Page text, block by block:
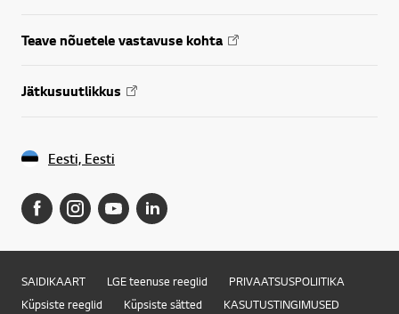
Teave nõuetele vastavuse kohta
Jätkusuutlikkus
Eesti, Eesti
SAIDIKAART LGE teenuse reeglid
PRIVAATSUSPOLIITIKA
Küpsiste reeglid
Küpsiste sätted KASUTUSTINGIMUSED